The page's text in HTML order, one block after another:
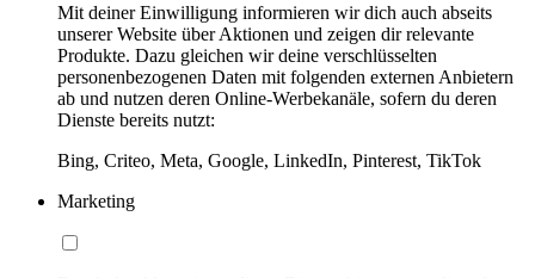
Mit deiner Einwilligung informieren wir dich auch abseits
unserer Website über Aktionen und zeigen dir relevante
Produkte. Dazu gleichen wir deine verschlüsselten
personenbezogenen Daten mit folgenden externen Anbietern
ab und nutzen deren Online-Werbekanäle, sofern du deren
Dienste bereits nutzt:
Bing, Criteo, Meta, Google, LinkedIn, Pinterest, TikTok
Marketing